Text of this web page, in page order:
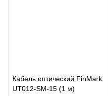
Кабель оптический FinMark
UT012-SM-15 (1 м)